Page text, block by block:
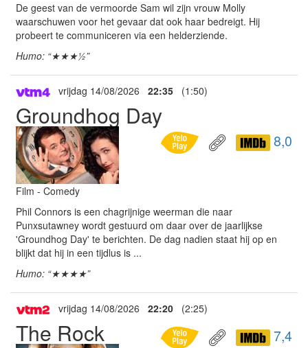
De geest van de vermoorde Sam wil zijn vrouw Molly
waarschuwen voor het gevaar dat ook haar bedreigt. Hij
probeert te communiceren via een helderziende.
Humo: “★★★½”
vrijdag 14/08/2026 22:35 (1:50)
Groundhog Day
8,0
Film - Comedy
Phil Connors is een chagrijnige weerman die naar
Punxsutawney wordt gestuurd om daar over de jaarlijkse
'Groundhog Day' te berichten. De dag nadien staat hij op en
blijkt dat hij in een tijdlus is ...
Humo: “★★★★”
vrijdag 14/08/2026 22:20 (2:25)
The Rock 7,4